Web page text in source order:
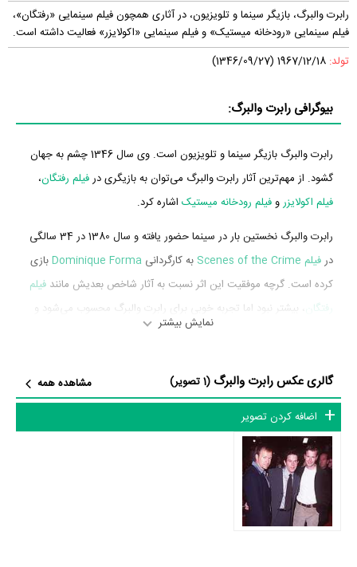
رابرت والبرگ، بازیگر سینما و تلویزیون، در آثاری همچون فیلم سینمایی «رفتگان»،
فیلم سینمایی «رودخانه میستیک» و فیلم سینمایی «اکولایزر» فعالیت داشته است.
تولد:
بیوگرافی رابرت والبرگ:
رابرت والبرگ بازیگر سینما و تلویزیون است. وی سال 1346 چشم به جهان
گشود. از مهم‌ترین آثار رابرت والبرگ می‌توان به بازیگری درفیلم رفتگان،
فیلم اکولایزروفیلم رودخانه میستیک اشاره کرد.
رابرت والبرگ نخستین بار در سینما حضور یافته و سال 1380 در 34 سالگی
درفیلم Scenes of the Crime به کارگردانی Dominique Formaبازی
کرده است. گرچه موفقیت این اثر نسبت به آثار شاخص بعدیش مانند فیلم
رفتگان
، بیشتر نبود اما تجربه خوبی برای رابرت والبرگ محسوب می‌شود و
جف بریجز ، Jon Abrahams
رابرت والبرگ در سال 1385 دوره‌ی پرتلاشی را در عرصه سینما و تلویزیون
گذراند و در اثر مهمی بازی کرده است. اثر مهم رابرت والبرگ در این سال،
بازیگری درفیلم رفتگان
شاید یکی از مهم‌ترین بخش‌های بیوگرافی رابرت والبرگ بازی در
رفتگان
بوده است. رابرت والبرگ سال 1385 در 39 سالگی در
نقش مهمی بازی کرده است که توانست با مهارت خود، آن نقش و
نمایش بیشتر
گالری عکس رابرت والبرگ (1 تصویر)
مشاهده همه
اضافه کردن تصویر